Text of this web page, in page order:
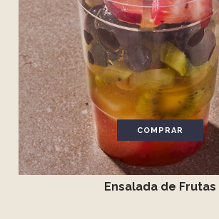
COMPRAR
Ensalada de Frutas